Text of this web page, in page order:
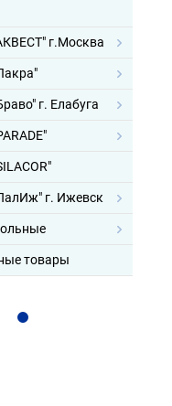
г.Москва
г. Елабуга
г. Ижевск
товары